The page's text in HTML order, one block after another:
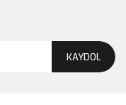
KAYDOL